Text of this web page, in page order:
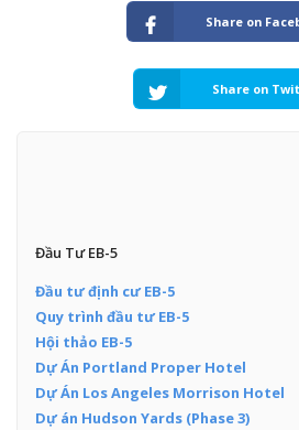
Share on
Share on
Đầu Tư EB-5
Đầu tư định cư EB-5
Quy trình đầu tư EB-5
Hội thảo EB-5
Dự Án Portland Proper Hotel
Dự Án Los Angeles Morrison Hotel
Dự án Hudson Yards (Phase 3)